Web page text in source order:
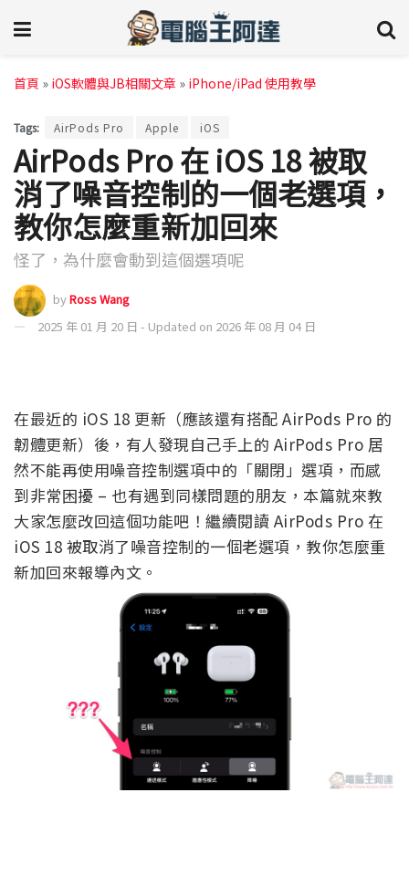
首頁 » iOS軟體與JB相關文章 » iPhone/iPad 使用教學
Tags: AirPods Pro Apple iOS
AirPods Pro 在 iOS 18 被取
消了噪音控制的一個老選項，
教你怎麼重新加回來
怪了，為什麼會動到這個選項呢
byRoss Wang
2025 年 01 月 20 日 - Updated on 2026 年 08 月 04 日
在最近的 iOS 18 更新（應該還有搭配 AirPods Pro 的
韌體更新）後，有人發現自己手上的 AirPods Pro 居
然不能再使用噪音控制選項中的「關閉」選項，而感
到非常困擾 – 也有遇到同樣問題的朋友，本篇就來教
大家怎麼改回這個功能吧！繼續閱讀 AirPods Pro 在
iOS 18 被取消了噪音控制的一個老選項，教你怎麼重
新加回來報導內文。